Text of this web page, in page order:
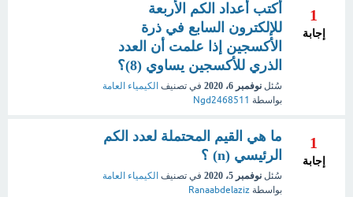
1
إجابة
أكتب أعداد الكم الأربعة
للإلكترون السابع في ذرة
الأكسجين إذا علمت أن العدد
الذري للأكسجين يساوي (8)؟
سُئل نوفمبر 6، 2020 في تصنيف الكيمياء العامة
بواسطة Ngd2468511
1
إجابة
ما هي القيم المحتملة لعدد الكم
الرئيسي (n) ؟
سُئل نوفمبر 5، 2020 في تصنيف الكيمياء العامة
بواسطة Ranaabdelaziz